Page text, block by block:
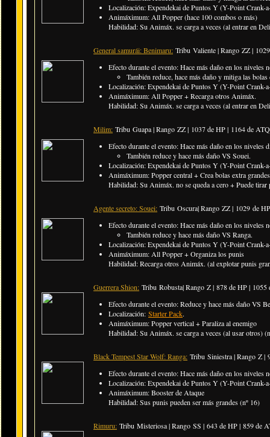
Localización: Expendekai de Puntos Y (Y-Point Crank-
Animáximum: All Popper (hace 100 combos o más)
Habilidad: Su Animáx. se carga a veces (al entrar en
General samurái: Benimaru: Tribu Valiente | Rango ZZ |
Efecto durante el evento: Hace más daño en los niveles
También reduce, hace más daño y mitiga las
Localización: Expendekai de Puntos Y (Y-Point Crank-
Animáximum: All Popper + Recarga otros Animáx.
Habilidad: Su Animáx. se carga a veces (al entrar en
Milim: Tribu Guapa | Rango ZZ | 1037 de HP | 1164 de ATQ
Efecto durante el evento: Hace más daño en los niveles
También reduce y hace más daño VS Souei.
Localización: Expendekai de Puntos Y (Y-Point Crank-
Animáximum: Popper central + Crea bolas extra grandes
Habilidad: Su Animáx. no se queda a cero + Puede
Agente secreto: Souei: Tribu Oscura| Rango ZZ | 1029 de
Efecto durante el evento: Hace más daño en los niveles
También reduce y hace más daño VS Ranga.
Localización: Expendekai de Puntos Y (Y-Point Crank-
Animáximum: All Popper + Organiza los punis
Habilidad: Recarga otros Animáx. (al explotar punis
Guerrera Shion: Tribu Robusta| Rango Z | 878 de HP | 1055
Efecto durante el evento: Reduce y hace más daño VS
Localización: Starter Pack.
Animáximum: Popper vertical + Paraliza al enemigo
Habilidad: Su Animáx. se carga a veces (al usar otros)
Black Tempest Star Wolf: Ranga: Tribu Siniestra | Rango Z |
Efecto durante el evento: Hace más daño en los niveles
Localización: Expendekai de Puntos Y (Y-Point Crank-
Animáximum: Booster de Ataque
Habilidad: Sus punis pueden ser más grandes (nº 16)
Rimuru: Tribu Misteriosa | Rango SS | 643 de HP | 859 de